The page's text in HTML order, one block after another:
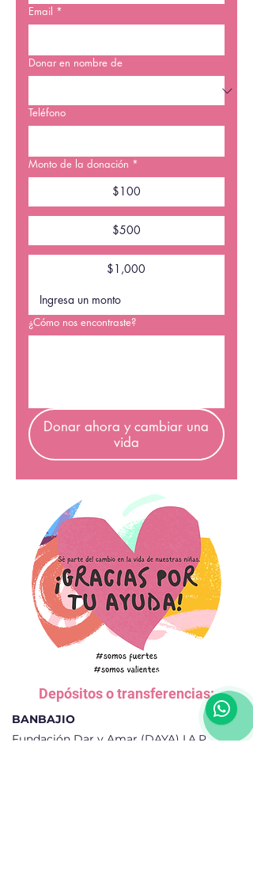
Email *
Donar en nombre de
Teléfono
Monto de la donación *
$100
$500
$1,000
¿Cómo nos encontraste?
Donar ahora y cambiar una
vida
Depósitos o transferencias:
BANBAJIO
Fundación Dar y Amar (DAYA) I.A.P.